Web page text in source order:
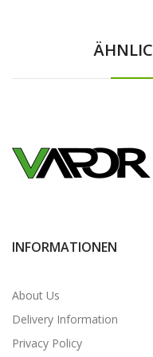
INFORMATIONEN
About Us
Delivery Information
Privacy Policy